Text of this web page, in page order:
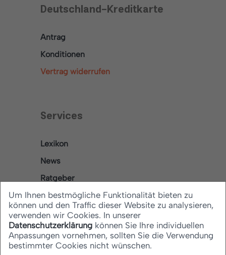
Deutschland-Kreditkarte
Antrag
Konditionen
Vertrag widerrufen
Services
Lexikon
News
Ratgeber
Rechtliches
Datenschutz
Um Ihnen bestmögliche Funktionalität bieten zu
können und den Traffic dieser Website zu analysieren,
verwenden wir Cookies. In unserer
Datenschutzerklärung können Sie Ihre individuellen
Anpassungen vornehmen, sollten Sie die Verwendung
bestimmter Cookies nicht wünschen.